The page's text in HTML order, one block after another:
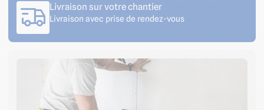
Livraison sur votre chantier
Livraison avec prise de rendez-vous